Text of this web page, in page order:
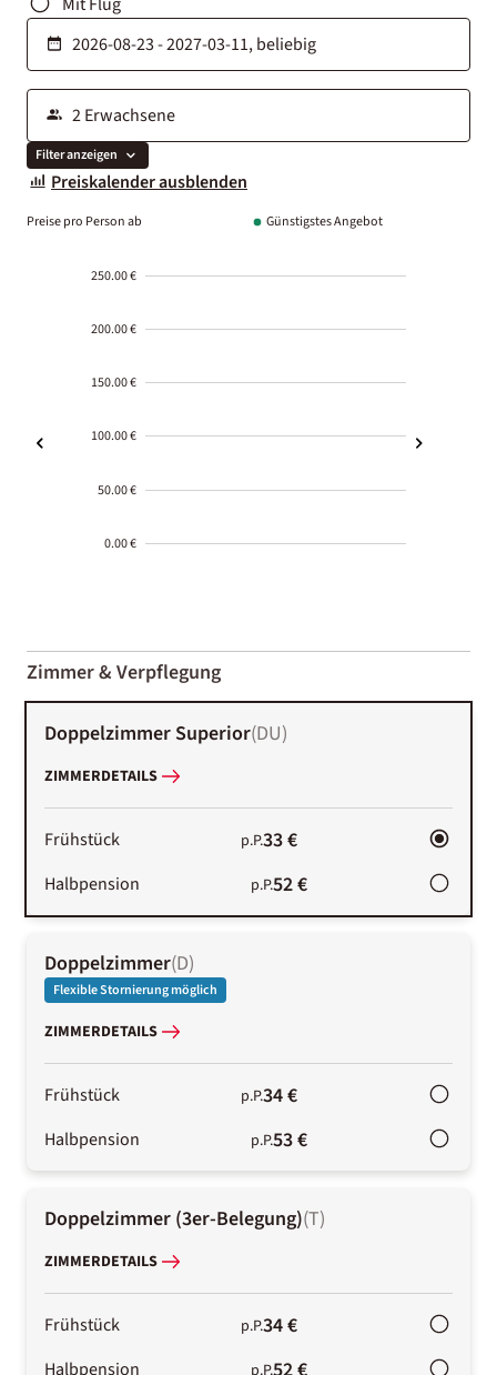
Filter anzeigen
Preiskalender ausblenden
Preise pro Person ab Günstigstes Angebot
250.00 €
200.00 €
150.00 €
100.00 €
50.00 €
0.00 €
01-02
Zimmer & Verpflegung
Doppelzimmer Superior(DU)
ZIMMERDETAILS
Frühstück p.P.33 €
Halbpension p.P.52 €
Doppelzimmer(D)
Flexible Stornierung möglich
ZIMMERDETAILS
Frühstück p.P.34 €
Halbpension p.P.53 €
Doppelzimmer (3er-Belegung)(T)
ZIMMERDETAILS
Frühstück p.P.34 €
Halbpension p.P.